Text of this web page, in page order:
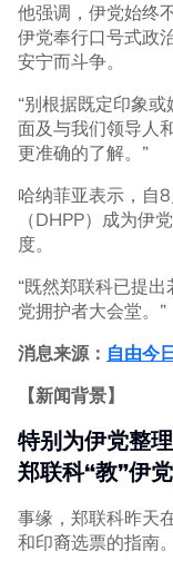
他强调，伊党始终
伊党奉行口号式政
安宁而斗争。
“别根据既定印象
面及与我们领导人
更准确的了解。”
哈纳菲亚表示，自
（DHPP）成为伊
度。
“既然郑联科已提
党拥护者大会堂。”
消息来源： 自由今
【新闻背景】
特别为伊党整
郑联科“教”伊
事缘，郑联科昨天
和印裔选票的指南。